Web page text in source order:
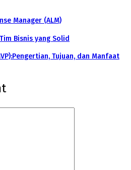
Manager (ALM)
Bisnis yang Solid
Tujuan, dan Manfaat